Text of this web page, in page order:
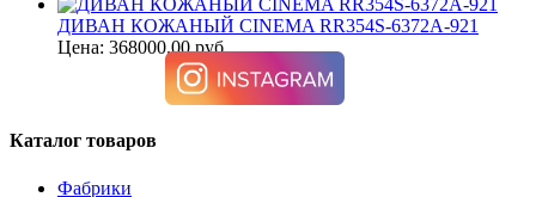
ДИВАН КОЖАНЫЙ CINEMA RR354S-6372A-921
Цена: 368000.00 руб.
Каталог товаров
Фабрики